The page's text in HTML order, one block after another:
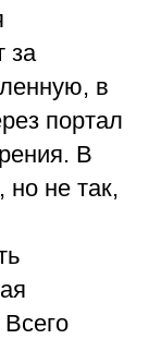
за
в
портал
В
но не так,